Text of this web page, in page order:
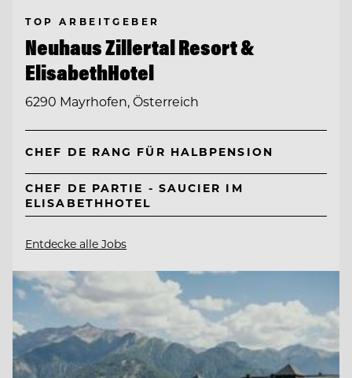
TOP ARBEITGEBER
Neuhaus Zillertal Resort &
ElisabethHotel
6290 Mayrhofen, Österreich
CHEF DE RANG FÜR HALBPENSION
CHEF DE PARTIE - SAUCIER IM
ELISABETHHOTEL
Entdecke alle Jobs